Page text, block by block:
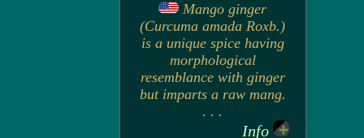
Mango ginger
(Curcuma amada Roxb.)
is a unique spice having
morphological
resemblance with ginger
but imparts a raw mang.
. . .
Info